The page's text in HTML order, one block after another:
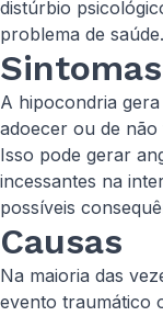
distúrbio
problema de saúde.
Sintomas
A hipocondria
adoecer ou de
Isso pode gerar
incessantes na
possíveis
Causas
Na maioria das
evento traumático